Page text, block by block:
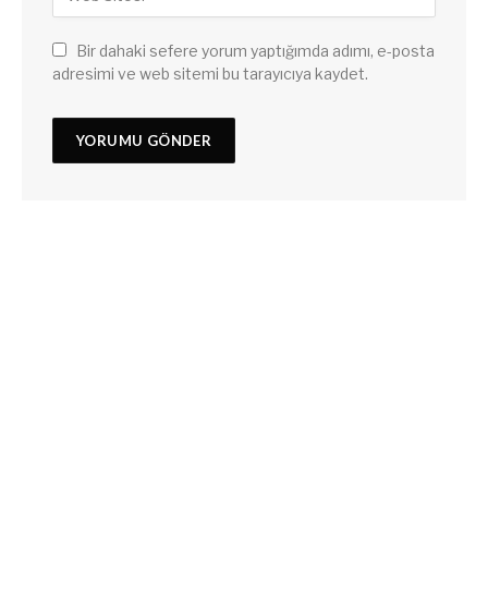
Bir dahaki sefere yorum yaptığımda adımı, e-posta
adresimi ve web sitemi bu tarayıcıya kaydet.